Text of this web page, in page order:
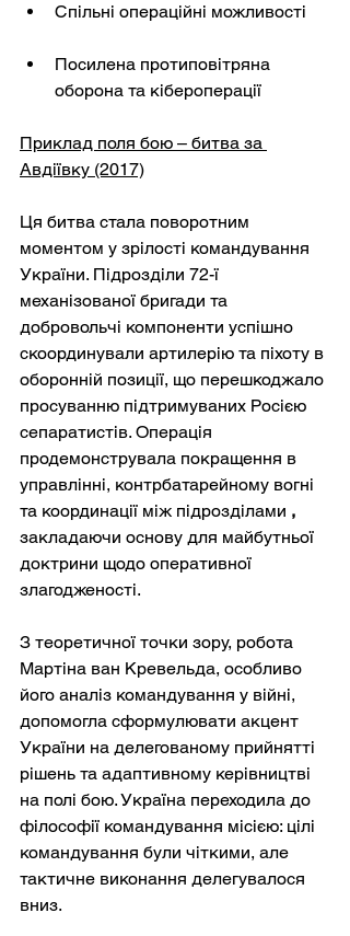
Спільні операційні можливості
Посилена протиповітряна
оборона та кібероперації
Приклад поля бою – битва за
Авдіївку (2017)
Ця битва стала поворотним
моментом у зрілості командування
України. Підрозділи 72-ї
механізованої бригади та
добровольчі компоненти успішно
скоординували артилерію та піхоту в
оборонній позиції, що перешкоджало
просуванню підтримуваних Росією
сепаратистів. Операція
продемонструвала покращення в
управлінні, контрбатарейному вогні
та координації між підрозділами ,
закладаючи основу для майбутньої
доктрини щодо оперативної
злагодженості.
З теоретичної точки зору, робота
Мартіна ван Кревельда, особливо
його аналіз командування у війні,
допомогла сформулювати акцент
України на делегованому прийнятті
рішень та адаптивному керівництві
на полі бою. Україна переходила до
філософії командування місією: цілі
командування були чіткими, але
тактичне виконання делегувалося
вниз.